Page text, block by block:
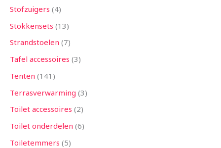
Stofzuigers 4
Stokkensets 13
Strandstoelen 7
Tafel accessoires 3
Tenten 141
Terrasverwarming 3
Toilet accessoires 2
Toilet onderdelen 6
Toiletemmers 5